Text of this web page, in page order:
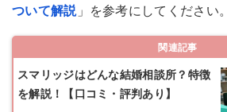
ついて解説」を参考にしてください。
関連記事
スマリッジはどんな結婚相談所？特徴
を解説！【口コミ・評判あり】